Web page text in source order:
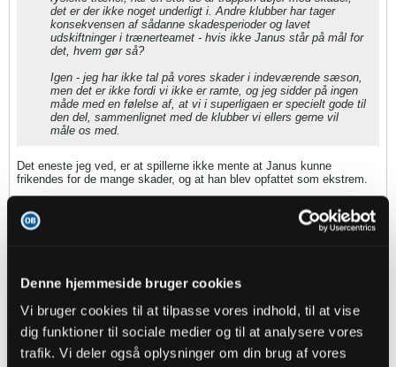
Denne hjemmeside bruger cookies
Vi bruger cookies til at tilpasse vores indhold, til at vise
dig funktioner til sociale medier og til at analysere vores
trafik. Vi deler også oplysninger om din brug af vores
det er der ikke noget underligt i. Andre klubber har tager
konsekvensen af sådanne skadesperioder og lavet
udskiftninger i trænerteamet - hvis ikke Janus står på mål for
det, hvem gør så?
Igen - jeg har ikke tal på vores skader i indeværende sæson,
men det er ikke fordi vi ikke er ramte, og jeg sidder på ingen
måde med en følelse af, at vi i superligaen er specielt gode til
den del, sammenlignet med de klubber vi ellers gerne vil
måle os med.
Det eneste jeg ved, er at spillerne ikke mente at Janus kunne
frikendes for de mange skader, og at han blev opfattet som ekstrem.
Oprettet: Nov 2013 Indlæg: 4610
#411
15-10-2021, 09:36